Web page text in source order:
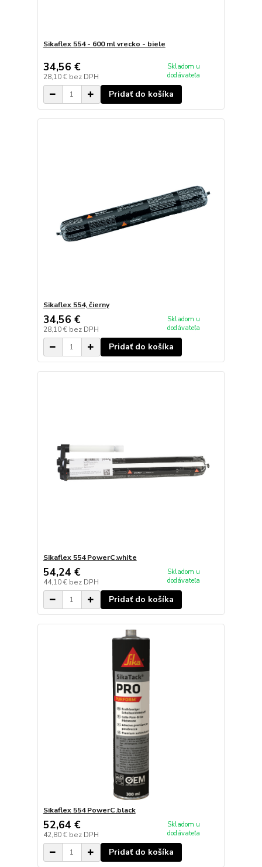
Sikaflex 554 - 600 ml vrecko - biele
34,56 €
28,10 € bez DPH
Skladom u
dodávateľa
Pridať do košíka
Sikaflex 554, čierny
34,56 €
28,10 € bez DPH
Skladom u
dodávateľa
Pridať do košíka
Sikaflex 554 PowerC.white
54,24 €
44,10 € bez DPH
Skladom u
dodávateľa
Pridať do košíka
Sikaflex 554 PowerC.black
52,64 €
42,80 € bez DPH
Skladom u
dodávateľa
Pridať do košíka